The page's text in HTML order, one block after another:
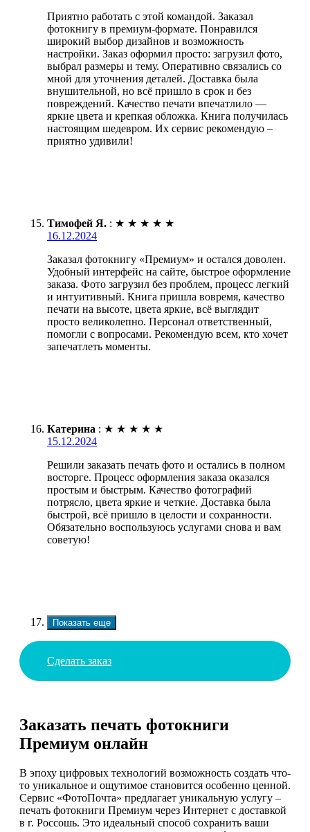
Приятно работать с этой командой. Заказал
фотокнигу в премиум-формате. Понравился
широкий выбор дизайнов и возможность
настройки. Заказ оформил просто: загрузил фото,
выбрал размеры и тему. Оперативно связались со
мной для уточнения деталей. Доставка была
внушительной, но всё пришло в срок и без
повреждений. Качество печати впечатлило —
яркие цвета и крепкая обложка. Книга получилась
настоящим шедевром. Их сервис рекомендую –
приятно удивили!
Тимофей Я. : ★ ★ ★ ★ ★
16.12.2024
Заказал фотокнигу «Премиум» и остался доволен.
Удобный интерфейс на сайте, быстрое оформление
заказа. Фото загрузил без проблем, процесс легкий
и интуитивный. Книга пришла вовремя, качество
печати на высоте, цвета яркие, всё выглядит
просто великолепно. Персонал ответственный,
помогли с вопросами. Рекомендую всем, кто хочет
запечатлеть моменты.
Катерина : ★ ★ ★ ★ ★
15.12.2024
Решили заказать печать фото и остались в полном
восторге. Процесс оформления заказа оказался
простым и быстрым. Качество фотографий
потрясло, цвета яркие и четкие. Доставка была
быстрой, всё пришло в целости и сохранности.
Обязательно воспользуюсь услугами снова и вам
советую!
Показать еще
Сделать заказ
Заказать печать фотокниги
Премиум онлайн
В эпоху цифровых технологий возможность создать что-
то уникальное и ощутимое становится особенно ценной.
Сервис «ФотоПочта» предлагает уникальную услугу –
печать фотокниги Премиум через Интернет с доставкой
в г. Россошь. Это идеальный способ сохранить ваши